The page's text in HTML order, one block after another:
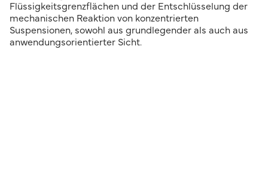
Flüssigkeitsgrenzflächen und der Entschlüsselung der
mechanischen Reaktion von konzentrierten
Suspensionen, sowohl aus grundlegender als auch aus
anwendungsorientierter Sicht.